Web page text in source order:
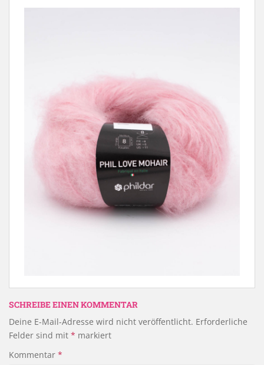
SCHREIBE EINEN KOMMENTAR
Deine E-Mail-Adresse wird nicht veröffentlicht. Erforderliche
Felder sind mit * markiert
Kommentar *